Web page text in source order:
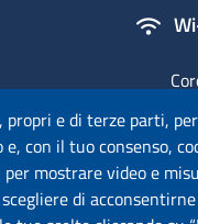
e di terze parti,
con il tuo consenso,
mostrare video e
di